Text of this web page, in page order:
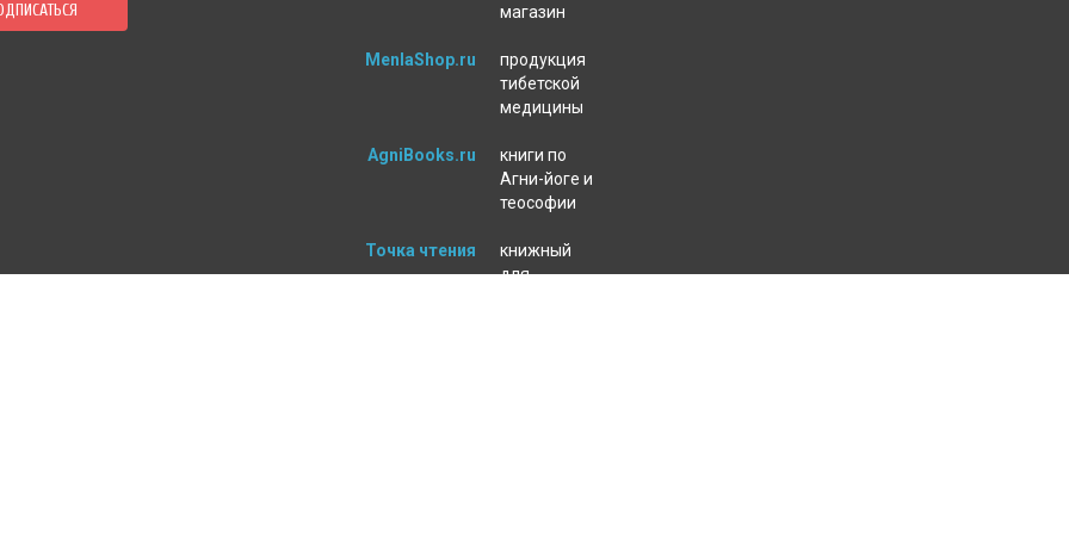
магазин
MenlaShop.ru
продукция
тибетской
медицины
AgniBooks.ru
книги по
Агни-йоге и
теософии
Точка чтения
книжный
для